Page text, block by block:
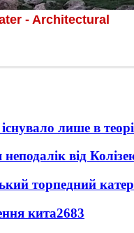
лише в
від
торпедний катер
кита2683